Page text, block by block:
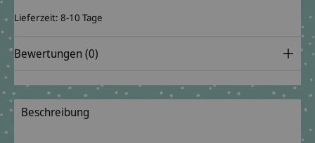
Lieferzeit: 8-10 Tage
Bewertungen (0)
Beschreibung